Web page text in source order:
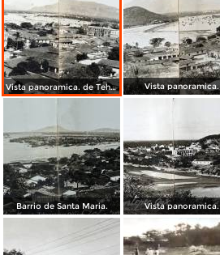
Vista panoramica. de Tehuantepec, Oaxaca Vista panoramica.
Barrio de Santa Maria. Vista panoramica.